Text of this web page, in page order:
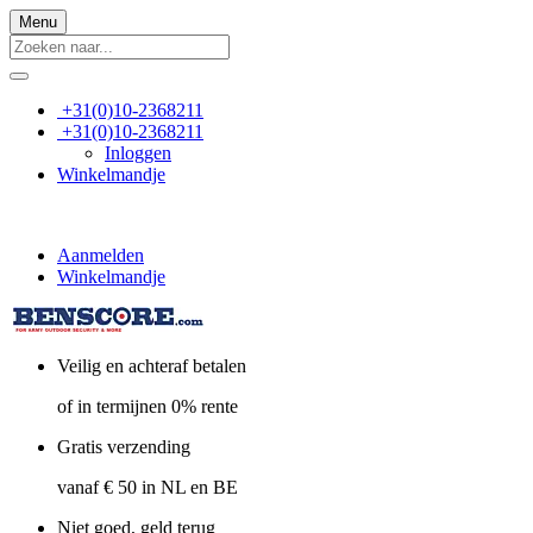
Menu
+31(0)10-2368211
+31(0)10-2368211
Inloggen
Winkelmandje
Aanmelden
Winkelmandje
Veilig en achteraf betalen
of in termijnen 0% rente
Gratis verzending
vanaf € 50 in NL en BE
Niet goed, geld terug